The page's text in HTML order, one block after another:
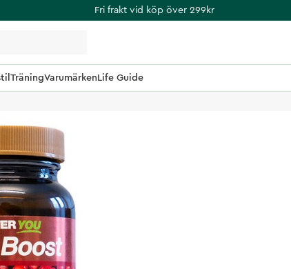
Fri frakt vid köp över 299kr
TräningVarumärkenLife Guide